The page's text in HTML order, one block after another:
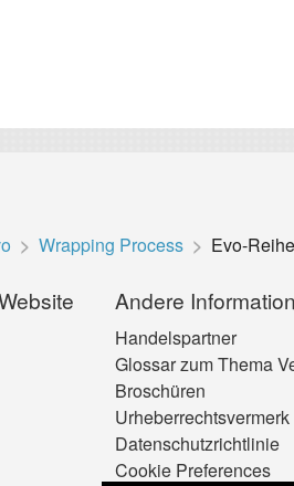
Wrapping Process Evo-
Andere
Handelspartner
Glossar zum Thema
Broschüren
Urheberrechtsvermerk
Datenschutzrichtlinie
Cookie Preferences